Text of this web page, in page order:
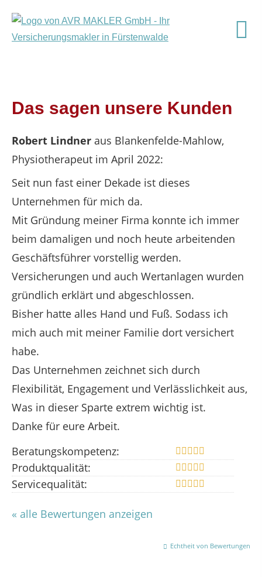
Das sagen unsere Kunden
Robert Lindner aus Blankenfelde-Mahlow,
Physiotherapeut im April 2022:
Seit nun fast einer Dekade ist dieses
Unternehmen für mich da.
Mit Gründung meiner Firma konnte ich immer
beim damaligen und noch heute arbeitenden
Geschäftsführer vorstellig werden.
Versicherungen und auch Wertanlagen wurden
gründlich erklärt und abgeschlossen.
Bisher hatte alles Hand und Fuß. Sodass ich
mich auch mit meiner Familie dort versichert
habe.
Das Unternehmen zeichnet sich durch
Flexibilität, Engagement und Verlässlichkeit aus,
Was in dieser Sparte extrem wichtig ist.
Danke für eure Arbeit.
Beratungskompetenz:
Produktqualität:
Servicequalität:
« alle Bewertungen anzeigen
Echtheit von Bewertungen